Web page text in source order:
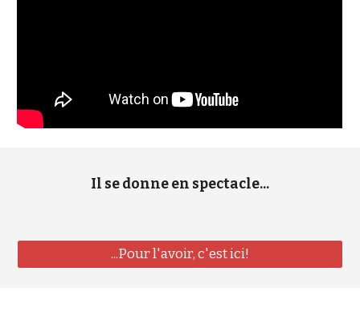
Il se donne en spectacle...
...Pour l'avoir, c'est ici!